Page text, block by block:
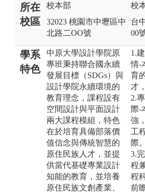
所在
校區
校本部
32023 桃園市中壢區中
北路二OO號
校
台
00
學系
特色
中原大學設計學院原
專班秉持聯合國永續
發展目標（SDGs）與
設計學院永續環境的
教育理念，課程設有
空間設計與平面設計
兩大課程模組，特色
在於培育具備部落價
值信念與傳統智慧的
原住民族人才，並提
供當代基礎專業設計
知能的教育，並培養
原住民族文創產業、
1.
情-
育
才
2.
際-
強
工
際。
3.
程
程
前